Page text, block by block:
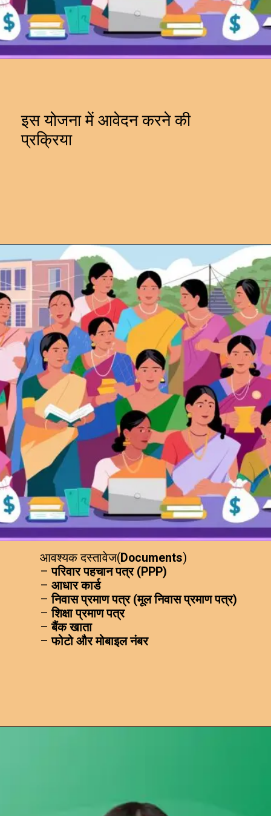
इस योजना में आवेदन करने की
प्रक्रिया
Opening https://subhadrayojanaonlineapply.com/lado-laxmi-yojana/
आवश्यक दस्तावेज(Documents)
–परिवार पहचान पत्र (PPP)
–आधार कार्ड
–निवास प्रमाण पत्र (मूल निवास प्रमाण पत्र)
–शिक्षा प्रमाण पत्र
–बैंक खाता
–फोटो और मोबाइल नंबर